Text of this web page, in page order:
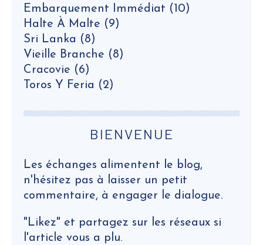
Embarquement Immédiat (10)
Halte À Malte (9)
Sri Lanka (8)
Vieille Branche (8)
Cracovie (6)
Toros Y Feria (2)
BIENVENUE
Les échanges alimentent le blog,
n'hésitez pas à laisser un petit
commentaire, à engager le dialogue.
"Likez" et partagez sur les réseaux si
l'article vous a plu.